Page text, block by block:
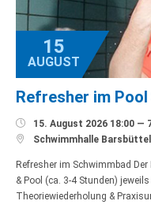
15
AUGUST
Refresher im
 15. August 2026 18:00 —
 Schwimmhalle Barsbüttel
Refresher im Schwimmbad
& Pool (ca. 3-4 Stunden)
Theoriewiederholung &